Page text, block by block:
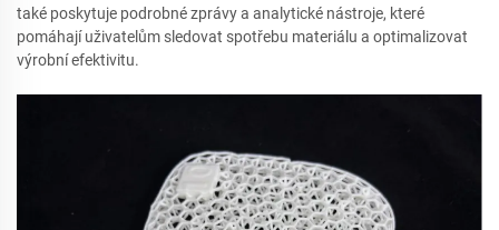
také poskytuje podrobné zprávy a analytické nástroje, které
pomáhají uživatelům sledovat spotřebu materiálu a optimalizovat
výrobní efektivitu.